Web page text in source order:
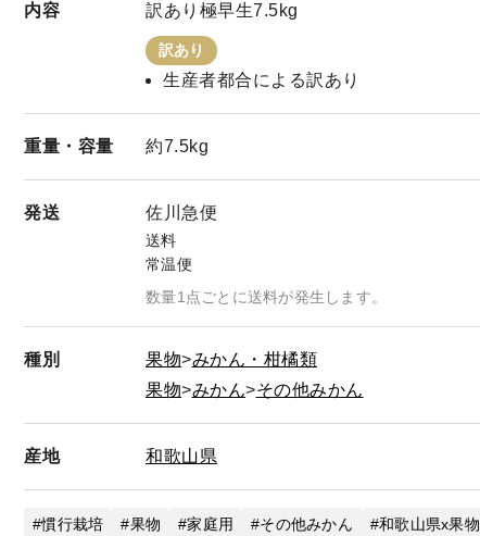
内容 訳あり極早生7.5kg
訳あり
生産者都合による訳あり
重量・ 容量 約7.5kg
発送 佐川急便
送料
常温便
数量1点ごとに送料が発生します。
種別 果物
みかん・柑橘類
果物
みかん その他みかん
産地 和歌山県
慣行栽培 果物 家庭用 その他みかん 和歌山県x果物